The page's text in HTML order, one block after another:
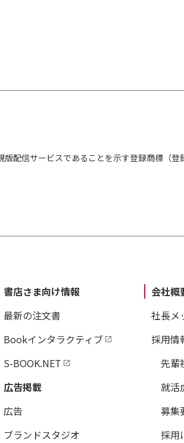
社の創業者で、執行役会長。イギ
小企業研究アジア協議会――中小企業
ィアワン（Iwan Setiawan）
オンライン・マガジン、Marketeers
スタン大学ケロッグ経営大学院で経営
ア大学で工学の学士号を取得している
商学学術院教授。博士（商学）。
学大学院商学研究科を経て、96年よ
。著書には『コトラー、アームストロ
配信サービスであることを示す登録商標（登
書店さま向け情報
最新の注文書
Bookインタラクティブ
S-BOOK.NET
広告掲載
広告
ブランドスタジオ
会社概
社長メ
採用情
先輩
就活
募集
採用